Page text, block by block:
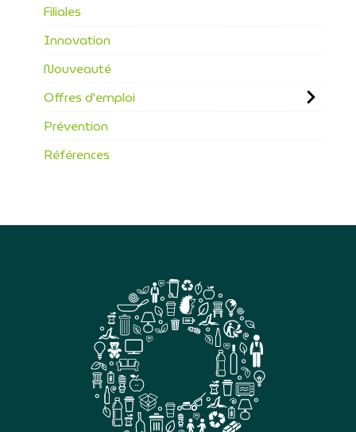
Filiales
Innovation
Nouveauté
Offres d'emploi
Prévention
Références